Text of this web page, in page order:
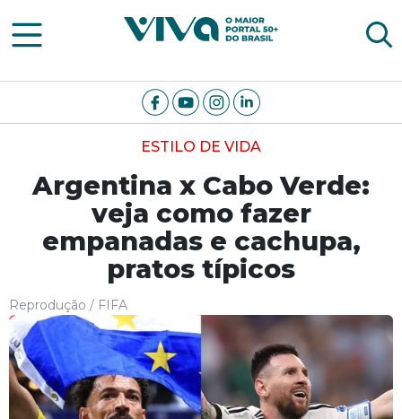
Viva Notícias
ESTILO DE VIDA
Argentina x Cabo Verde:
veja como fazer
empanadas e cachupa,
pratos típicos
Reprodução / FIFA